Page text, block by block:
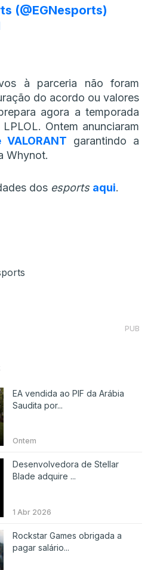
(@EGNesports)
à parceria não foram
do acordo ou valores
agora a temporada
Ontem anunciaram
garantindo a
Whynot.
dos esports aqui.
PUB
EA vendida ao PIF da Arábia
Saudita por...
Ontem
Desenvolvedora de Stellar
Blade adquire ...
1 Abr 2026
Rockstar Games obrigada a
pagar salário...